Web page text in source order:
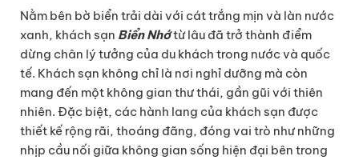
Nằm bên bờ biển trải dài với cát trắng mịn và làn nước
xanh, khách sạn Biển Nhớtừ lâu đã trở thành điểm
dừng chân lý tưởng của du khách trong nước và quốc
tế. Khách sạn không chỉ là nơi nghỉ dưỡng mà còn
mang đến một không gian thư thái, gần gũi với thiên
nhiên. Đặc biệt, các hành lang của khách sạn được
thiết kế rộng rãi, thoáng đãng, đóng vai trò như những
nhịp cầu nối giữa không gian sống hiện đại bên trong